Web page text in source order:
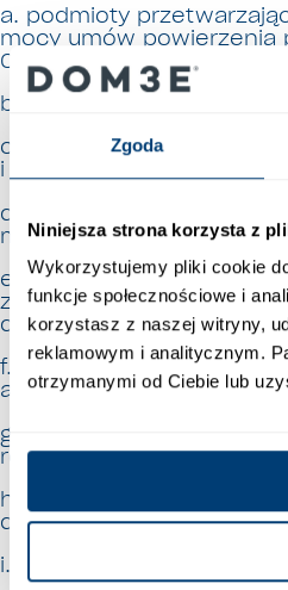
Zgoda
Niniejsza strona korzysta z
Wykorzystujemy pliki cookie
funkcje społecznościowe i
korzystasz z naszej witryny,
reklamowym i analitycznym.
otrzymanymi od Ciebie lub
a. podmioty
mocy umów powierzenia
Osobowych;
b. dostawcy usług
c. dostawcy usług
i komputerowego;
d. podmioty realizujące
marketingowe lub
e. wykonawcy i
z Współadministratorami
działalności podstawowej;
f. podmioty świadczące
ankietowych;
g. podmioty świadczące
rekrutacji;
h. audytorzy i biegli
doradcy podatkowi;
i. firmy windykacyjne.